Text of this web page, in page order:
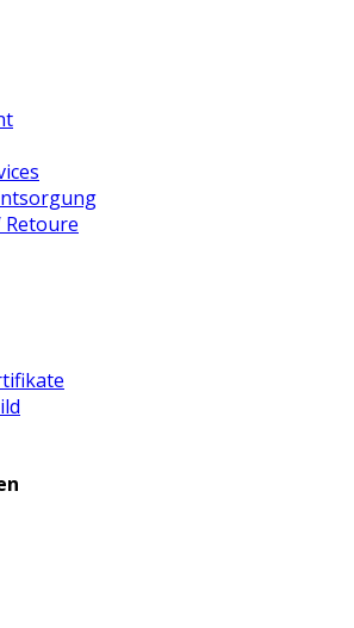
Retoure